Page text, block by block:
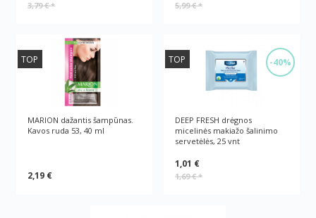
3,79 €* 5,99 €*
TOP
MARION dažantis šampūnas.
Kavos ruda 53, 40 ml
2,19 €
-40%
TOP
DEEP FRESH drėgnos
micelinės makiažo šalinimo
servetėlės, 25 vnt
1,01 €
1,69 €*